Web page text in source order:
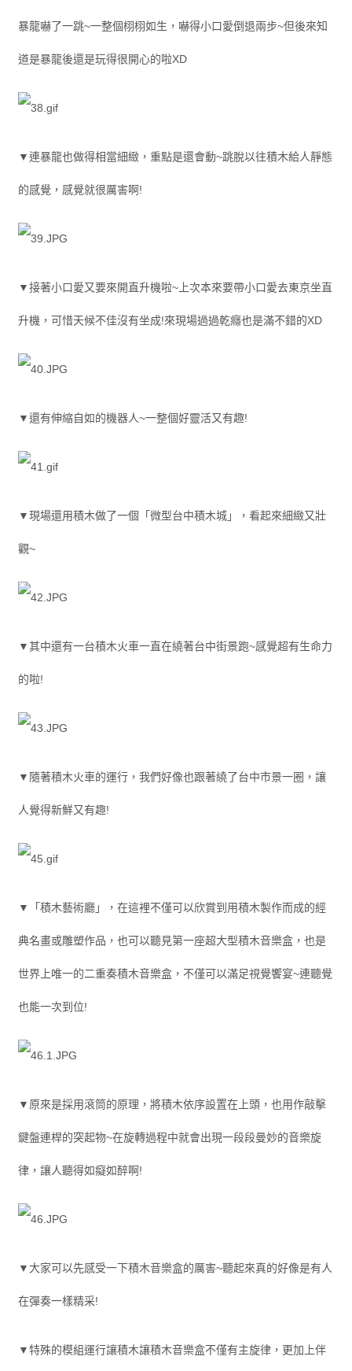
暴龍嚇了一跳~一整個栩栩如生，嚇得小口愛倒退兩步~但後來知
道是暴龍後還是玩得很開心的啦XD
▼連暴龍也做得相當細緻，重點是還會動~跳脫以往積木給人靜態
的感覺，感覺就很厲害啊!
▼接著小口愛又要來開直升機啦~上次本來要帶小口愛去東京坐直
升機，可惜天候不佳沒有坐成!來現場過過乾癮也是滿不錯的XD
▼還有伸縮自如的機器人~一整個好靈活又有趣!
▼現場還用積木做了一個「微型台中積木城」，看起來細緻又壯
觀~
▼其中還有一台積木火車一直在繞著台中街景跑~感覺超有生命力
的啦!
▼隨著積木火車的運行，我們好像也跟著繞了台中市景一圈，讓
人覺得新鮮又有趣!
▼「積木藝術廳」，在這裡不僅可以欣賞到用積木製作而成的經
典名畫或雕塑作品，也可以聽見第一座超大型積木音樂盒，也是
世界上唯一的二重奏積木音樂盒，不僅可以滿足視覺饗宴~連聽覺
也能一次到位!
▼原來是採用滾筒的原理，將積木依序設置在上頭，也用作敲擊
鍵盤連桿的突起物~在旋轉過程中就會出現一段段曼妙的音樂旋
律，讓人聽得如癡如醉啊!
▼大家可以先感受一下積木音樂盒的厲害~聽起來真的好像是有人
在彈奏一樣精采!
▼特殊的模組運行讓積木讓積木音樂盒不僅有主旋律，更加上伴